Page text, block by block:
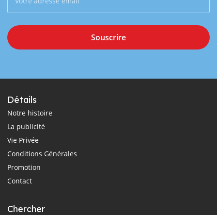
Souscrire
Détails
Notre histoire
La publicité
Vie Privée
Conditions Générales
Promotion
Contact
Chercher